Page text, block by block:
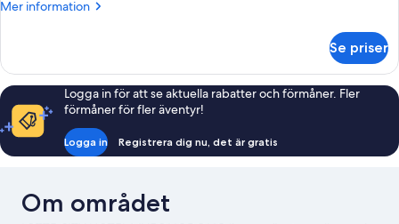
Mer information
Mer
för
familj
(Superior)
Se priser
Logga in för att se aktuella rabatter och förmåner. Fler
förmåner för fler äventyr!
Logga in Registrera dig nu, det är gratis
Om området